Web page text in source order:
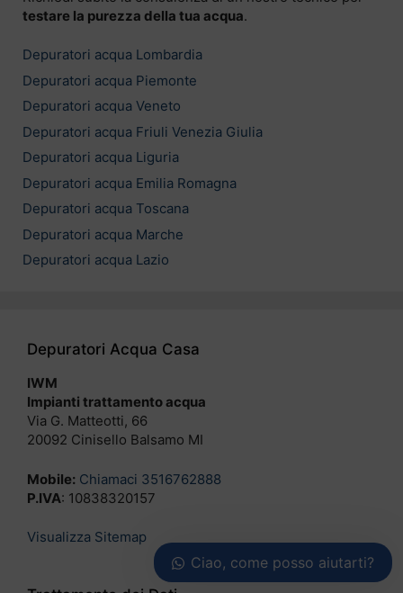
testare la purezza della tua acqua.
Depuratori acqua Lombardia
Depuratori acqua Piemonte
Depuratori acqua Veneto
Depuratori acqua Friuli Venezia Giulia
Depuratori acqua Liguria
Depuratori acqua Emilia Romagna
Depuratori acqua Toscana
Depuratori acqua Marche
Depuratori acqua Lazio
Depuratori Acqua Casa
IWM
Impianti trattamento acqua
Via G. Matteotti, 66
20092 Cinisello Balsamo MI
Mobile: Chiamaci 3516762888
P.IVA: 10838320157
Visualizza Sitemap
Ciao, come posso aiutarti?